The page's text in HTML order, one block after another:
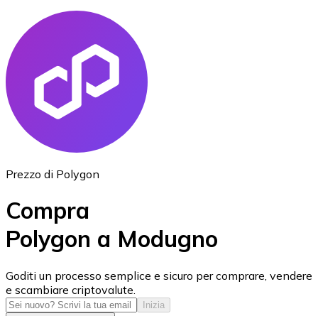
Ethereum
USD Coin
USDC
Prezzo di Polygon
Compra
Polygon a Modugno
Goditi un processo semplice e sicuro per comprare, vendere
e scambiare criptovalute.
Inizia